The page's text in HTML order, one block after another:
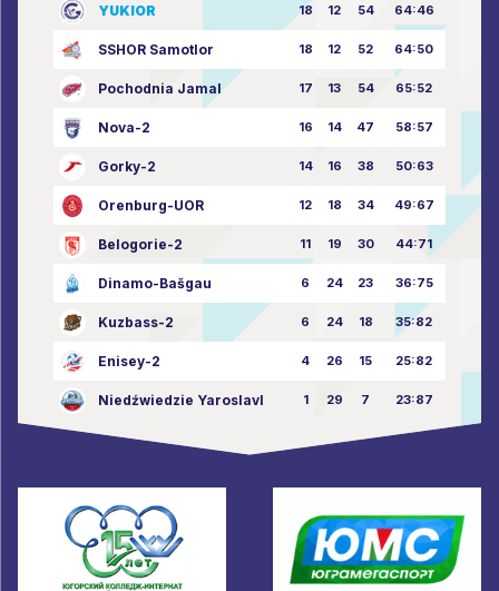
YUKIOR 18 12 54 64:46
SSHOR Samotlor 18 12 52 64:50
Pochodnia Jamal 17 13 54 65:52
Nova-2 16 14 47 58:57
Gorky-2 14 16 38 50:63
Orenburg-UOR 12 18 34 49:67
Belogorie-2 11 19 30 44:71
Dinamo-Bašgau 6 24 23 36:75
Kuzbass-2 6 24 18 35:82
Enisey-2 4 26 15 25:82
Niedźwiedzie Yaroslavl 1 29 7 23:87